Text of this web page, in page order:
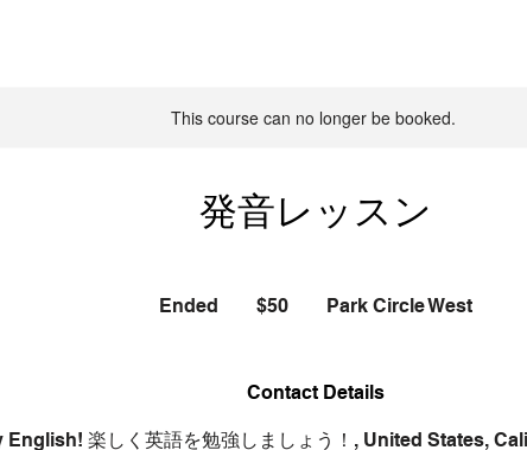
This course can no longer be booked.
発音レッスン
Ended
dollars$50 Park Circle West
Contact Details
楽しく英語を勉強しましょう！, United States,